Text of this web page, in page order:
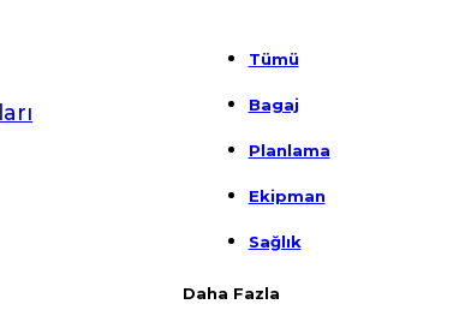
Tümü
Bagaj
Planlama
Ekipman
Sağlık
Daha Fazla